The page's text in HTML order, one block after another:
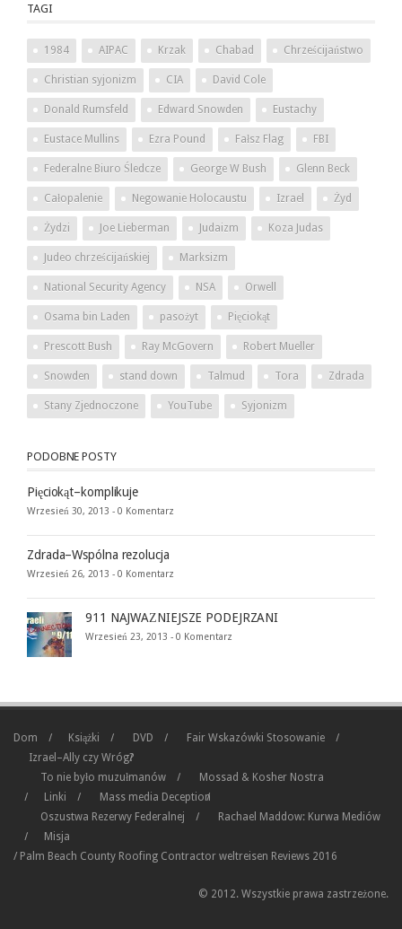
TAGI
1984 AIPAC Krzak Chabad Chrześcijaństwo
Christian syjonizm CIA David Cole
Donald Rumsfeld Edward Snowden Eustachy
Eustace Mullins Ezra Pound Fałsz Flag FBI
Federalne Biuro Śledcze George W Bush Glenn Beck
Całopalenie Negowanie Holocaustu Izrael Żyd
Żydzi Joe Lieberman Judaizm Koza Judas
Judeo chrześcijańskiej Marksizm
National Security Agency NSA Orwell
Osama bin Laden pasożyt Pięciokąt
Prescott Bush Ray McGovern Robert Mueller
Snowden stand down Talmud Tora Zdrada
Stany Zjednoczone YouTube Syjonizm
PODOBNE POSTY
Pięciokąt–komplikuje
Wrzesień 30, 2013 - 0 Komentarz
Zdrada–Wspólna rezolucja
Wrzesień 26, 2013 - 0 Komentarz
911 NAJWAŻNIEJSZE PODEJRZANI
Wrzesień 23, 2013 - 0 Komentarz
Dom Książki DVD
Fair Wskazówki Stosowanie
Izrael–Ally czy Wróg?
To nie było muzułmanów
Mossad & Kosher Nostra
Linki
Mass media Deception
Oszustwa Rezerwy Federalnej
Rachael Maddow: Kurwa Mediów
Misja
/ Palm Beach County Roofing Contractor weltreisen Reviews 2016
© 2012. Wszystkie prawa zastrzeżone.